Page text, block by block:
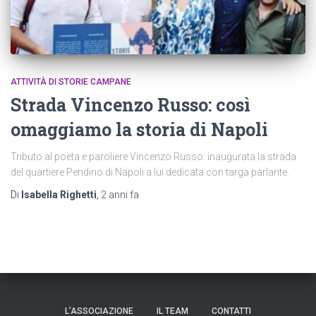
ATTIVITÀ DI STORIE CAMPANE
Strada Vincenzo Russo: così
omaggiamo la storia di Napoli
Tributo al poeta e paroliere Vincenzo Russo: inaugurata la strada
del quartiere Pendino di Napoli a lui dedicata con targa parlante.
Di Isabella Righetti 2 anni fa
L’ASSOCIAZIONE IL TEAM CONTATTI